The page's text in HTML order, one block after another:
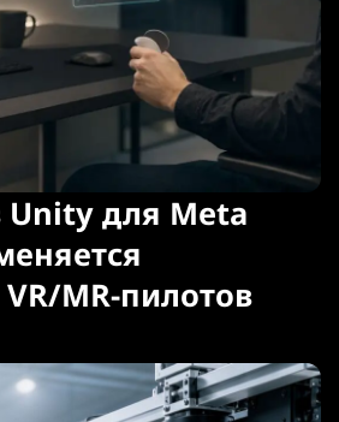
Unity для Meta
MR-пилотов